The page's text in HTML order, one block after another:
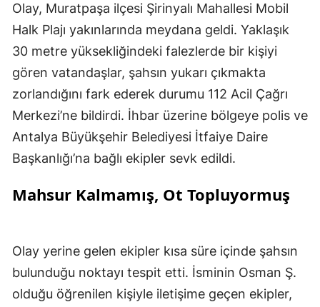
Olay, Muratpaşa ilçesi Şirinyalı Mahallesi Mobil
Halk Plajı yakınlarında meydana geldi. Yaklaşık
30 metre yüksekliğindeki falezlerde bir kişiyi
gören vatandaşlar, şahsın yukarı çıkmakta
zorlandığını fark ederek durumu 112 Acil Çağrı
Merkezi’ne bildirdi. İhbar üzerine bölgeye polis ve
Antalya Büyükşehir Belediyesi İtfaiye Daire
Başkanlığı’na bağlı ekipler sevk edildi.
Mahsur Kalmamış, Ot Topluyormuş
Olay yerine gelen ekipler kısa süre içinde şahsın
bulunduğu noktayı tespit etti. İsminin Osman Ş.
olduğu öğrenilen kişiyle iletişime geçen ekipler,